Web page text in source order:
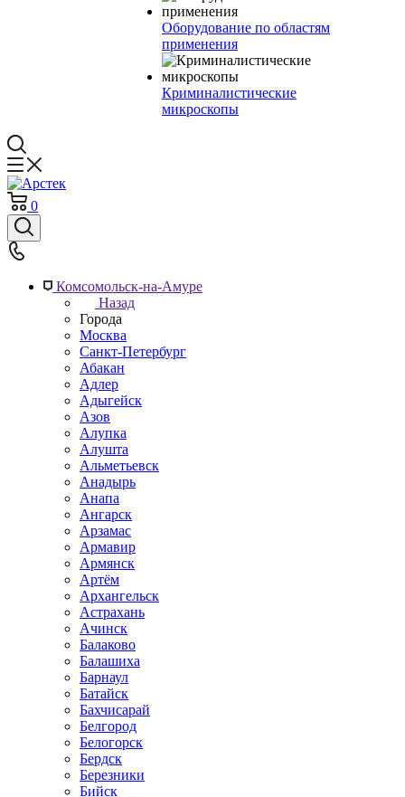
Оборудование по областям
применения
Криминалистические
микроскопы
0
Комсомольск-на-Амуре
Назад
Города
Москва
Санкт-Петербург
Абакан
Адлер
Адыгейск
Азов
Алупка
Алушта
Альметьевск
Анадырь
Анапа
Ангарск
Арзамас
Армавир
Армянск
Артём
Архангельск
Астрахань
Ачинск
Балаково
Балашиха
Барнаул
Батайск
Бахчисарай
Белгород
Белогорск
Бердск
Березники
Бийск